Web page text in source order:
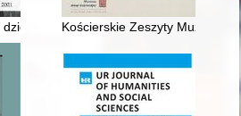
dziejów NSZZ "Solidarność" w zasobie
Kościerskie Zeszyty